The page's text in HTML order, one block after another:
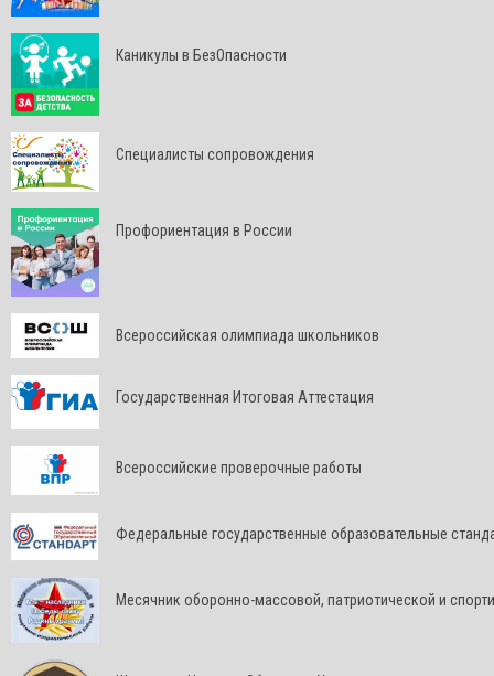
Каникулы в БезОпасности
Специалисты сопровождения
Профориентация в России
Всероссийская олимпиада школьников
Государственная Итоговая Аттестация
Всероссийские проверочные работы
Федеральные государственные образовательные
Месячник оборонно-массовой, патриотической и